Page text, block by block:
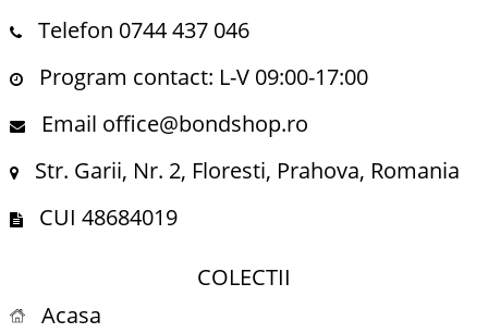
Telefon 0744 437 046
Program contact: L-V 09:00-17:00
Email office@bondshop.ro
Str. Garii, Nr. 2, Floresti, Prahova, Romania
CUI 48684019
COLECTII
Acasa